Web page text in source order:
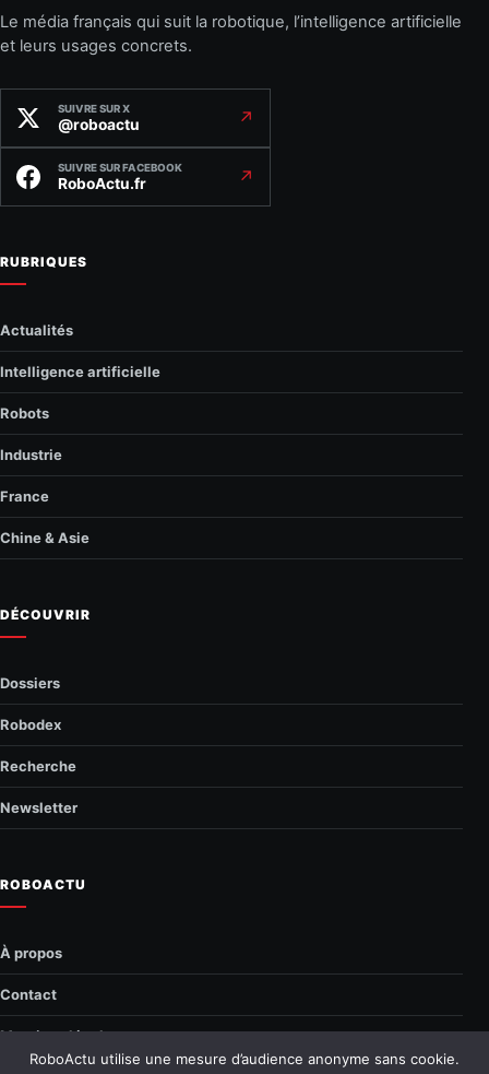
Le média français qui suit la robotique, l’intelligence artificielle
et leurs usages concrets.
SUIVRE SUR X
@roboactu ↗
SUIVRE SUR FACEBOOK
RoboActu.fr ↗
RUBRIQUES
Actualités
Intelligence artificielle
Robots
Industrie
France
Chine & Asie
DÉCOUVRIR
Dossiers
Robodex
Recherche
Newsletter
ROBOACTU
À propos
Contact
Mentions légales
RoboActu utilise une mesure d’audience anonyme sans cookie.